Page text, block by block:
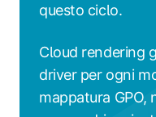
questo ciclo.
Cloud rendering
driver per ogni
mappatura GPO,